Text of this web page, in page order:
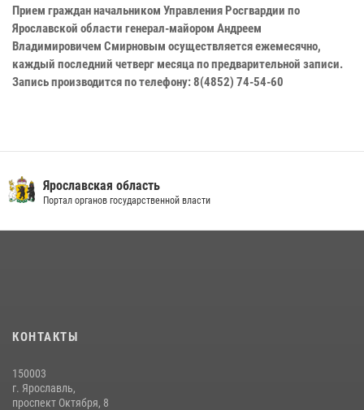
Прием граждан начальником Управления Росгвардии по
Ярославской области генерал-майором Андреем
Владимировичем Смирновым осуществляется ежемесячно,
каждый последний четверг месяца по предварительной записи.
Запись производится по телефону: 8(4852) 74-54-60
Ярославская область
Портал органов государственной власти
КОНТАКТЫ
150003
г. Ярославль,
проспект Октября, 8